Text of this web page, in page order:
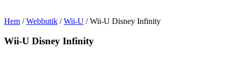
Hem /Webbutik /Wii-U / Wii-U Disney Infinity
Wii-U Disney Infinity